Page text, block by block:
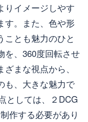
りイメージしやす
す。また、色や形
ことも魅力のひと
を、360度回転させ
まな視点から、
も、大きな魅力で
としては、２DCG
作する必要があり